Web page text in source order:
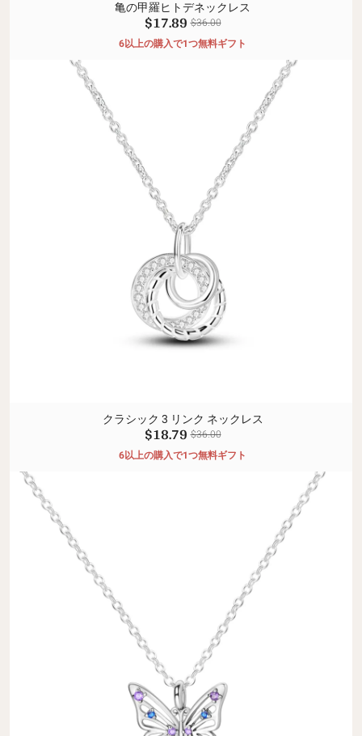
亀の甲羅ヒトデネックレス
$17.89 $36.00
6以上の購入で1つ無料ギフト
クラシック 3 リンク ネックレス
$18.79 $36.00
6以上の購入で1つ無料ギフト